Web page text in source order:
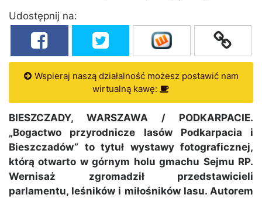
Udostępnij na:
Wspieraj naszą działalność możesz postawić nam
wirtualną kawę:
BIESZCZADY, WARSZAWA / PODKARPACIE.
„Bogactwo przyrodnicze lasów Podkarpacia i
Bieszczadów” to tytuł wystawy fotograficznej,
którą otwarto w górnym holu gmachu Sejmu RP.
Wernisaż zgromadził przedstawicieli
parlamentu, leśników i miłośników lasu. Autorem